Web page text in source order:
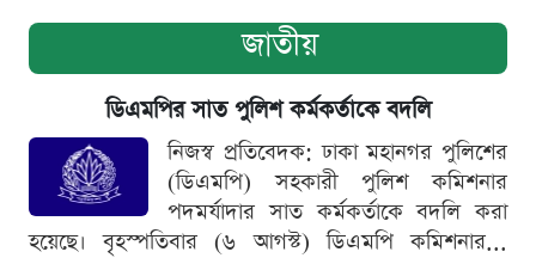
জাতীয়
ডিএমপির সাত পুলিশ কর্মকর্তাকে বদলি
নিজস্ব প্রতিবেদক: ঢাকা মহানগর পুলিশের
(ডিএমপি) সহকারী পুলিশ কমিশনার
পদমর্যাদার সাত কর্মকর্তাকে বদলি করা
হয়েছে। বৃহস্পতিবার (৬ আগস্ট) ডিএমপি কমিশনার...